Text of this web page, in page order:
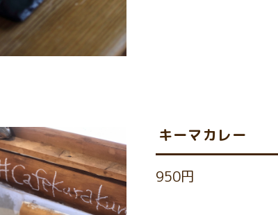
キーマカレー
950円